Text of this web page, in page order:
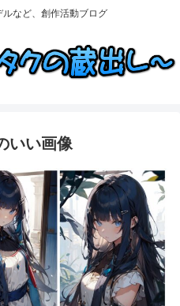
など、創作活動ブログ
いい画像